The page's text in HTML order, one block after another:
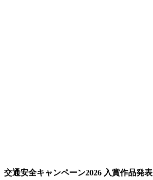
交通安全キャンペーン2026 入賞作品発表